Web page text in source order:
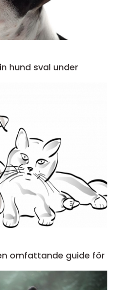
hund sval under